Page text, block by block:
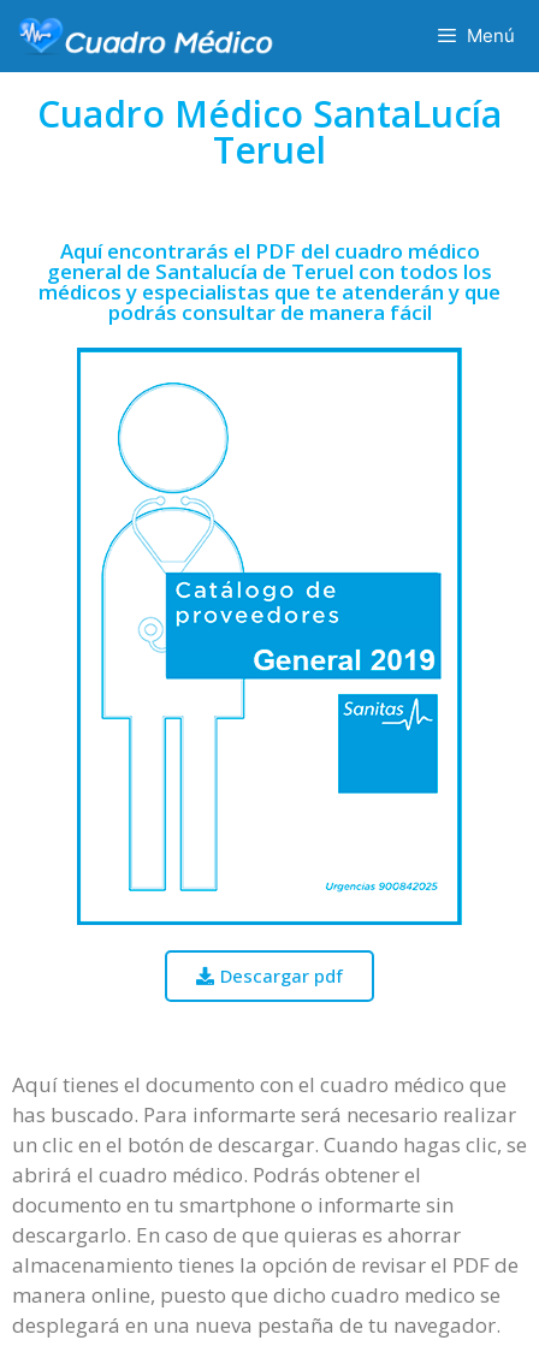
Menú
Cuadro Médico SantaLucía
Teruel
Aquí encontrarás el PDF del cuadro médico
general de Santalucía de Teruel con todos los
médicos y especialistas que te atenderán y que
podrás consultar de manera fácil
Descargar pdf
Aquí tienes el documento con el cuadro médico que
has buscado. Para informarte será necesario realizar
un clic en el botón de descargar. Cuando hagas clic, se
abrirá el cuadro médico. Podrás obtener el
documento en tu smartphone o informarte sin
descargarlo. En caso de que quieras es ahorrar
almacenamiento tienes la opción de revisar el PDF de
manera online, puesto que dicho cuadro medico se
desplegará en una nueva pestaña de tu navegador.